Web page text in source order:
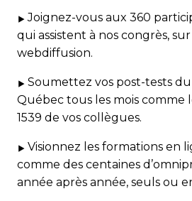
Joignez-vous aux 360
qui assistent à nos congrès,
webdiffusion.
Soumettez vos post-tests
Québec tous les mois comme
1539 de vos collègues.
Visionnez les formations en
comme des centaines
année après année, seuls ou